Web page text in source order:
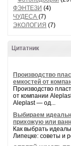
ФЭНТЕЗИ (4)
ЧУДЕСА (7)
ЭКОЛОГИЯ (7)
Цитатник
Производство
емкостей от
Производство
от компании
Aleplast — од...
Выбираем
прихожую или
Как выбрать
Липецке: советы и